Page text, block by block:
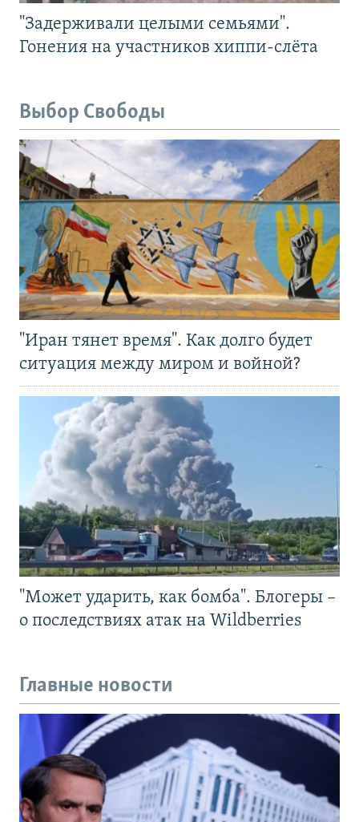
"Задерживали целыми семьями".
Гонения на участников хиппи-слёта
Выбор Свободы
"Иран тянет время". Как долго будет
ситуация между миром и войной?
"Может ударить, как бомба". Блогеры –
о последствиях атак на Wildberries
Главные новости